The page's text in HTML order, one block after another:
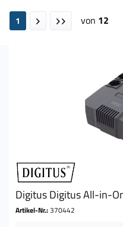
1 von 12
Digitus Digitus All-in-
Artikel-Nr.:370442